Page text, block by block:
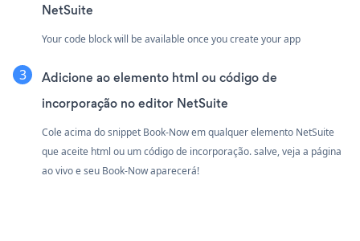
NetSuite
Your code block will be available once you create your app
Adicione ao elemento html ou código de
incorporação no editor NetSuite
Cole acima do snippet Book-Now em qualquer elemento NetSuite
que aceite html ou um código de incorporação. salve, veja a página
ao vivo e seu Book-Now aparecerá!